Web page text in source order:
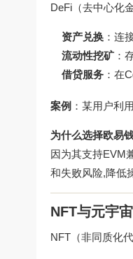
DeFi（去中心化
资产兑换 ：连
流动性挖矿 ：
借贷服务 ：在
案例 ：某用户利
为什么选择欧易
因为其支持EVM
和失败风险,降低
NFT与元宇
NFT（非同质化